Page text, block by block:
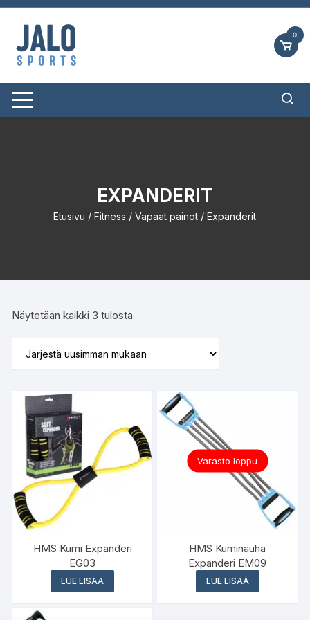
Siirry
suoraan
sisältöön
0
EXPANDERIT
Etusivu /Fitness /Vapaat painot / Expanderit
Näytetään kaikki 3 tulosta
HMS Kumi Expanderi
EG03
LUE LISÄÄ
Varasto loppu
HMS Kuminauha
Expanderi EM09
LUE LISÄÄ